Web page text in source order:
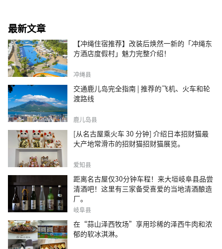
最新文章
【冲绳住宿推荐】改装后焕然一新的「冲绳东
方酒店度假村」魅力完整介绍！
冲绳县
交通鹿儿岛完全指南 | 推荐的飞机、火车和轮
渡路线
鹿儿岛县
[从名古屋乘火车 30 分钟] 介绍日本招财猫最
大产地常滑市的招财猫招财猫展览。
爱知县
距离名古屋仅30分钟车程！来大垣岐阜县品尝
清酒吧！这里有三家备受喜爱的当地清酒酿造
厂。
岐阜县
在“蒜山泽西牧场”享用珍稀的泽西牛肉和浓
郁的软冰淇淋。